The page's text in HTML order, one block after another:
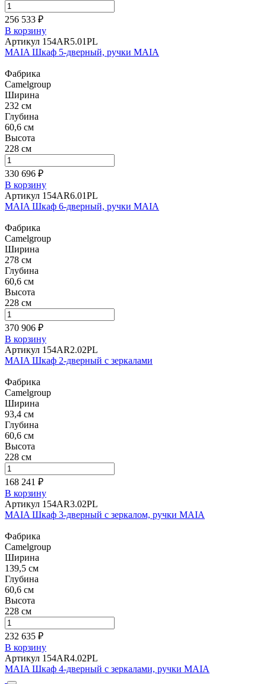
256 533 ₽
В корзину
Артикул 154AR5.01PL
MAIA Шкаф 5-дверный, ручки MAIA
Фабрика
Camelgroup
Ширина
232 см
Глубина
60,6 см
Высота
228 см
330 696 ₽
В корзину
Артикул 154AR6.01PL
MAIA Шкаф 6-дверный, ручки MAIA
Фабрика
Camelgroup
Ширина
278 см
Глубина
60,6 см
Высота
228 см
370 906 ₽
В корзину
Артикул 154AR2.02PL
MAIA Шкаф 2-дверный с зеркалами
Фабрика
Camelgroup
Ширина
93,4 см
Глубина
60,6 см
Высота
228 см
168 241 ₽
В корзину
Артикул 154AR3.02PL
MAIA Шкаф 3-дверный с зеркалом, ручки MAIA
Фабрика
Camelgroup
Ширина
139,5 см
Глубина
60,6 см
Высота
228 см
232 635 ₽
В корзину
Артикул 154AR4.02PL
MAIA Шкаф 4-дверный с зеркалами, ручки MAIA